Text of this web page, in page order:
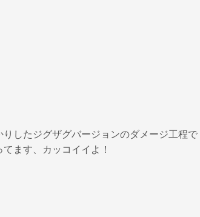
したジグザグバージョンのダメージ工程で
ます、カッコイイよ！